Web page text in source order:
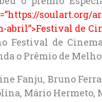
soulart.org/
abril”>Festival de
Festival de
o Prêmio de
Fanju, Bruno
Mário Hermeto,